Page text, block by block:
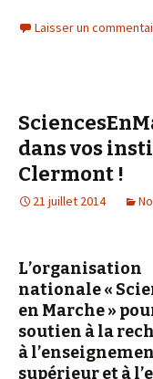
Laisser un
dans vos
Clermont !
21 juillet 2014
L’organisation
nationale «
en Marche »
soutien à la
à
supérieur et à